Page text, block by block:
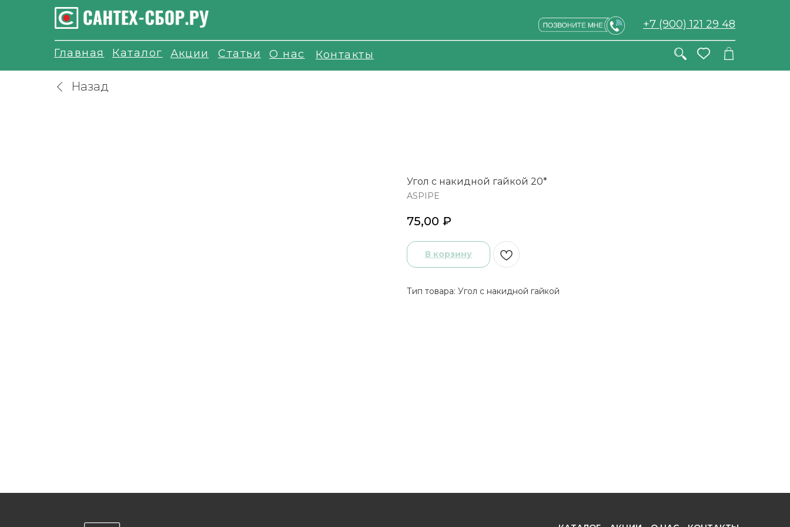
+7 (900) 121 29 48
Каталог Акции О нас Контакты
Статьи
Главная
Назад
Угол с накидной гайкой 20*
ASPIPE
75,00 ₽
В корзину
Тип товара: Угол с накидной гайкой